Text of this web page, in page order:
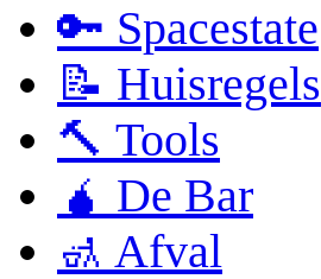
🔑 Spacestate
📝 Huisregels
🔨 Tools
🧉 De Bar
🚮 Afval